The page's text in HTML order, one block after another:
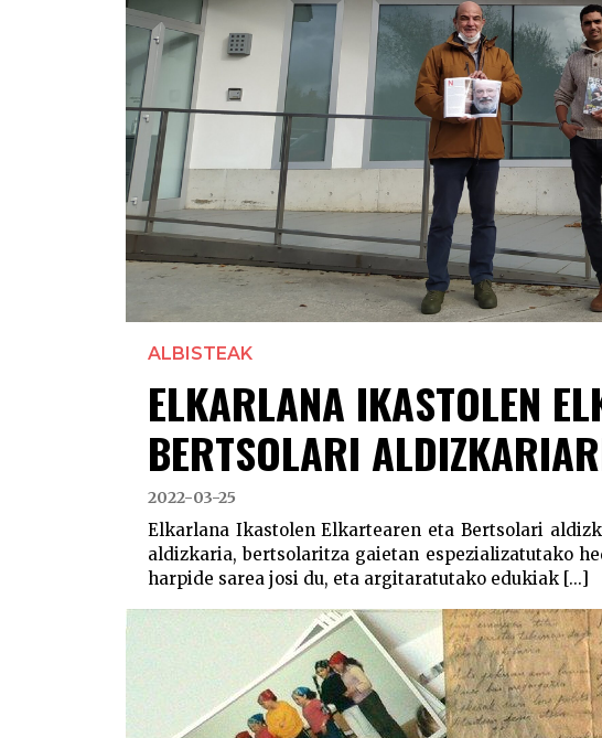
ALBISTEAK
ELKARLANA IKASTOLEN
BERTSOLARI
2022-03-25
Elkarlana Ikastolen Elkartearen eta Bertsolari
aldizkaria, bertsolaritza gaietan espezializatutako
harpide sarea josi du, eta argitaratutako edukiak [...]